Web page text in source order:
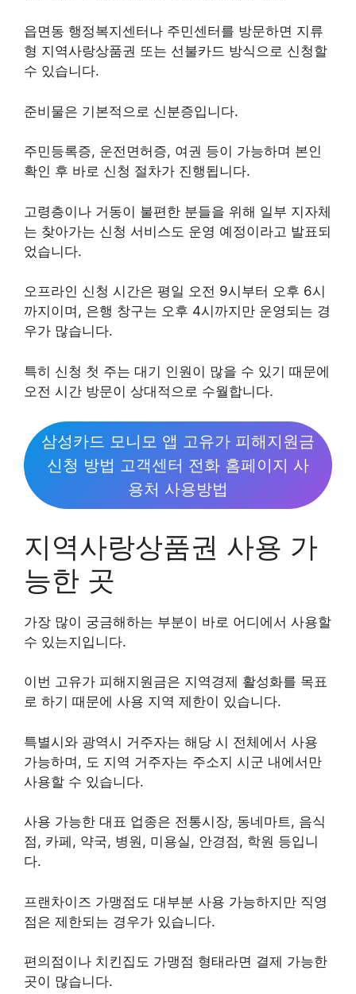
읍면동 행정복지센터나 주민센터를 방문하면 지류
형 지역사랑상품권 또는 선불카드 방식으로 신청할
수 있습니다.
준비물은 기본적으로 신분증입니다.
주민등록증, 운전면허증, 여권 등이 가능하며 본인
확인 후 바로 신청 절차가 진행됩니다.
고령층이나 거동이 불편한 분들을 위해 일부 지자체
는 찾아가는 신청 서비스도 운영 예정이라고 발표되
었습니다.
오프라인 신청 시간은 평일 오전 9시부터 오후 6시
까지이며, 은행 창구는 오후 4시까지만 운영되는 경
우가 많습니다.
특히 신청 첫 주는 대기 인원이 많을 수 있기 때문에
오전 시간 방문이 상대적으로 수월합니다.
삼성카드 모니모 앱 고유가 피해지원금
신청 방법 고객센터 전화 홈페이지 사
용처 사용방법
지역사랑상품권 사용 가
능한 곳
가장 많이 궁금해하는 부분이 바로 어디에서 사용할
수 있는지입니다.
이번 고유가 피해지원금은 지역경제 활성화를 목표
로 하기 때문에 사용 지역 제한이 있습니다.
특별시와 광역시 거주자는 해당 시 전체에서 사용
가능하며, 도 지역 거주자는 주소지 시군 내에서만
사용할 수 있습니다.
사용 가능한 대표 업종은 전통시장, 동네마트, 음식
점, 카페, 약국, 병원, 미용실, 안경점, 학원 등입니
다.
프랜차이즈 가맹점도 대부분 사용 가능하지만 직영
점은 제한되는 경우가 있습니다.
편의점이나 치킨집도 가맹점 형태라면 결제 가능한
곳이 많습니다.